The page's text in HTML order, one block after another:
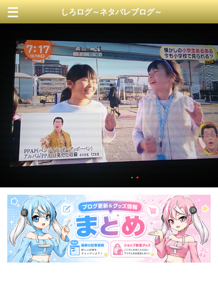
しろログ～ネタバレブログ～